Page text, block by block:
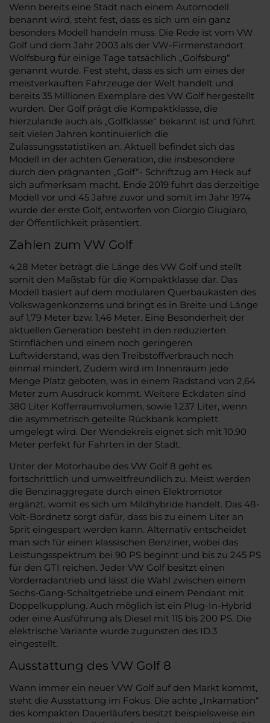
Wenn bereits eine Stadt nach einem Automodell
benannt wird, steht fest, dass es sich um ein ganz
besonders Modell handeln muss. Die Rede ist vom VW
Golf und dem Jahr 2003 als der VW-Firmenstandort
Wolfsburg für einige Tage tatsächlich „Golfsburg“
genannt wurde. Fest steht, dass es sich um eines der
meistverkauften Fahrzeuge der Welt handelt und
bereits 35 Millionen Exemplare des VW Golf hergestellt
wurden. Der Golf prägt die Kompaktklasse, die
hierzulande auch als „Golfklasse“ bekannt ist und führt
seit vielen Jahren kontinuierlich die
Zulassungsstatistiken an. Aktuell befindet sich das
Modell in der achten Generation, die insbesondere
durch den prägnanten „Golf“- Schriftzug am Heck auf
sich aufmerksam macht. Ende 2019 fuhrt das derzeitige
Modell vor und 45 Jahre zuvor und somit im Jahr 1974
wurde der erste Golf, entworfen von Giorgio Giugiaro,
der Öffentlichkeit präsentiert.
Zahlen zum VW Golf
4,28 Meter beträgt die Länge des VW Golf und stellt
somit den Maßstab für die Kompaktklasse dar. Das
Modell basiert auf dem modularen Querbaukasten des
Volkswagenkonzerns und bringt es in Breite und Länge
auf 1,79 Meter bzw. 1,46 Meter. Eine Besonderheit der
aktuellen Generation besteht in den reduzierten
Stirnflächen und einem noch geringeren
Luftwiderstand, was den Treibstoffverbrauch noch
einmal mindert. Zudem wird im Innenraum jede
Menge Platz geboten, was in einem Radstand von 2,64
Meter zum Ausdruck kommt. Weitere Eckdaten sind
380 Liter Kofferraumvolumen, sowie 1.237 Liter, wenn
die asymmetrisch geteilte Rückbank komplett
umgelegt wird. Der Wendekreis eignet sich mit 10,90
Meter perfekt für Fahrten in der Stadt.
Unter der Motorhaube des VW Golf 8 geht es
fortschrittlich und umweltfreundlich zu. Meist werden
die Benzinaggregate durch einen Elektromotor
ergänzt, womit es sich um Mildhybride handelt. Das 48-
Volt-Bordnetz sorgt dafür, dass bis zu einem Liter an
Sprit eingespart werden kann. Alternativ entscheidet
man sich für einen klassischen Benziner, wobei das
Leistungsspektrum bei 90 PS beginnt und bis zu 245 PS
für den GTI reichen. Jeder VW Golf besitzt einen
Vorderradantrieb und lässt die Wahl zwischen einem
Sechs-Gang-Schaltgetriebe und einem Pendant mit
Doppelkupplung. Auch möglich ist ein Plug-In-Hybrid
oder eine Ausführung als Diesel mit 115 bis 200 PS. Die
elektrische Variante wurde zugunsten des ID.3
eingestellt.
Ausstattung des VW Golf 8
Wann immer ein neuer VW Golf auf den Markt kommt,
steht die Ausstattung im Fokus. Die achte „Inkarnation“
des kompakten Dauerläufers besitzt beispielsweise ein